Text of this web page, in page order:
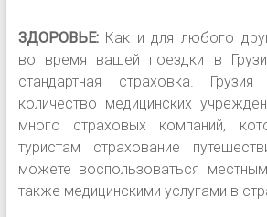
ЗДОРОВЬЕ: Как и для любого
во время вашей поездки в
стандартная страховка.
количество медицинских
много страховых компаний,
туристам страхование
можете воспользоваться
также медицинскими услугами в